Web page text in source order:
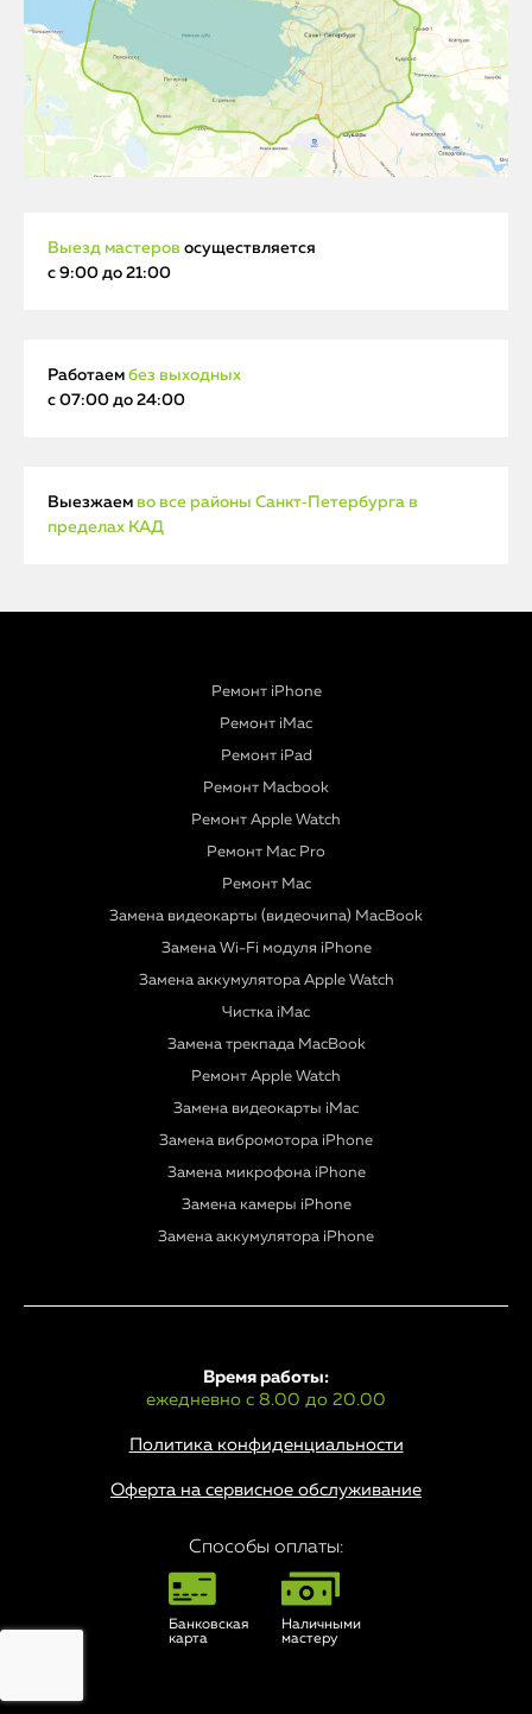
Выезд мастеров осуществляется
с 9:00 до 21:00
Работаем без выходных
с 07:00 до 24:00
Выезжаем во все районы Санкт‑Петербурга в
пределах КАД
Ремонт iPhone
Ремонт iMac
Ремонт iPad
Ремонт Macbook
Ремонт Apple Watch
Ремонт Mac Pro
Ремонт Mac
Замена видеокарты (видеочипа) MacBook
Замена Wi-Fi модуля iPhone
Замена аккумулятора Apple Watch
Чистка iMac
Замена трекпада MacBook
Ремонт Apple Watch
Замена видеокарты iMac
Замена вибромотора iPhone
Замена микрофона iPhone
Замена камеры iPhone
Замена аккумулятора iPhone
Политика конфиденциальности
Время работы:
ежедневно с 8.00 до 20.00
Оферта на сервисное обслуживание
Способы оплаты:
Банковская
карта
Наличными
мастеру